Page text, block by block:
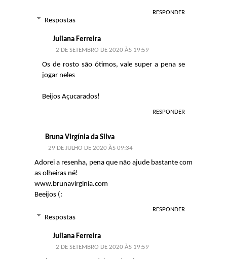
RESPONDER
Respostas
Juliana Ferreira
2 DE SETEMBRO DE 2020 ÀS 19:59
Os de rosto são ótimos, vale super a pena se
jogar neles
Beijos Açucarados!
RESPONDER
Bruna Virgínia da Silva
29 DE JULHO DE 2020 ÀS 09:34
Adorei a resenha, pena que não ajude bastante com
as olheiras né!
www.brunavirginia.com
Beeijos (:
RESPONDER
Respostas
Juliana Ferreira
2 DE SETEMBRO DE 2020 ÀS 19:59